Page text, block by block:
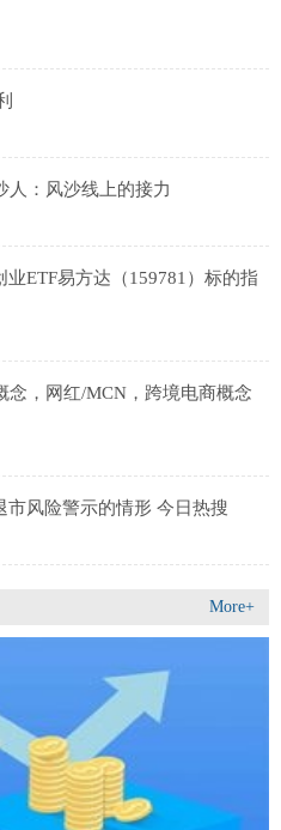
人：风沙线上的接力
ETF易方达（159781）标的指
念，网红/MCN，跨境电商概念
风险警示的情形 今日热搜
More+